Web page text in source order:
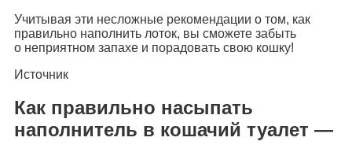
Учитывая эти несложные рекомендации о том, как
правильно наполнить лоток, вы сможете забыть
о неприятном запахе и порадовать свою кошку!
Источник
Как правильно насыпать
наполнитель в кошачий туалет —